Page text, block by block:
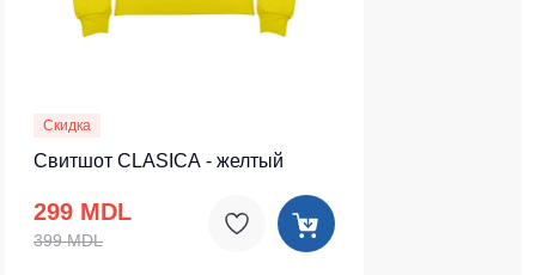
Скидка
Свитшот CLASICA - желтый
299 MDL
399 MDL